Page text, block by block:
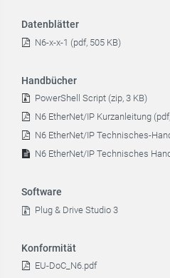
Datenblätter
N6-x-x-1 (pdf, 505 KB)
Handbücher
PowerShell Script (zip, 3 KB)
N6 EtherNet/IP Kurzanleitung
N6 EtherNet/IP Technisches-
N6 EtherNet/IP Technisches
Software
Plug & Drive Studio 3
Konformität
EU-DoC_N6.pdf